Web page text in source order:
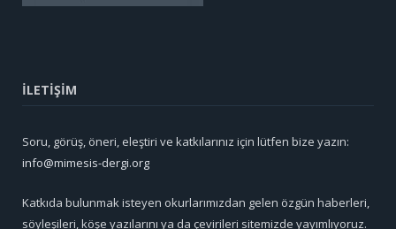
İLETİŞİM
Soru, görüş, öneri, eleştiri ve katkılarınız için lütfen bize yazın:
info@mimesis-dergi.org
Katkıda bulunmak isteyen okurlarımızdan gelen özgün haberleri,
söyleşileri, köşe yazılarını ya da çevirileri sitemizde yayımlıyoruz.